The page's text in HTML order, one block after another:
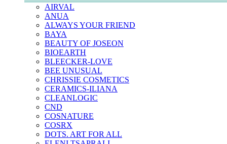
AIRVAL
ANUA
ALWAYS YOUR FRIEND
BAYA
BEAUTY OF JOSEON
BIOEARTH
BLEECKER-LOVE
BEE UNUSUAL
CHRISSIE COSMETICS
CERAMICS-ILIANA
CLEANLOGIC
CND
COSNATURE
COSRX
DOTS. ART FOR ALL